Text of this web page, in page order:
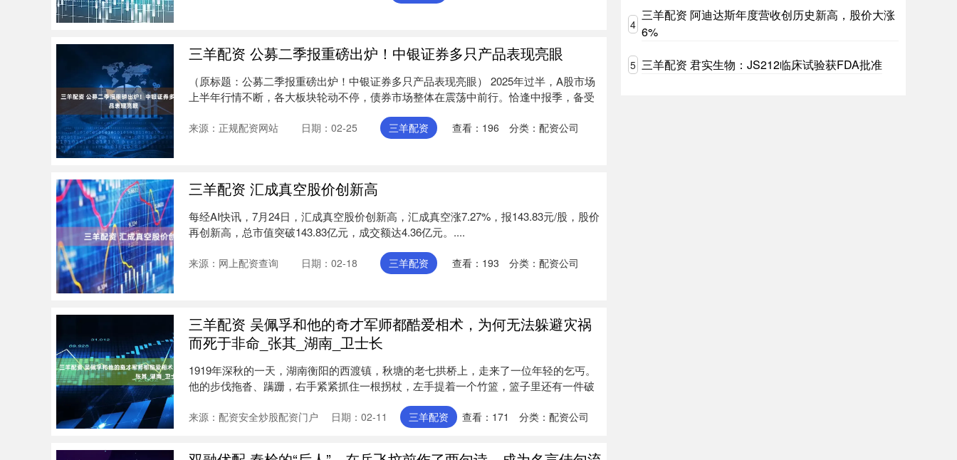
三羊配资 公募二季报重磅出炉！中银证券多只产品表现亮眼
（原标题：公募二季报重磅出炉！中银证券多只产品表现亮眼） 2025年过半，A股市场
上半年行情不断，各大板块轮动不停，债券市场整体在震荡中前行。恰逢中报季，备受
来源：正规配资网站 日期：02-25 三羊配资 查看： 196 分类：配资公司
三羊配资 汇成真空股价创新高
每经AI快讯，7月24日，汇成真空股价创新高，汇成真空涨7.27%，报143.83元/股，股价
再创新高，总市值突破143.83亿元，成交额达4.36亿元。....
来源：网上配资查询 日期：02-18 三羊配资 查看： 193 分类：配资公司
三羊配资 吴佩孚和他的奇才军师都酷爱相术，为何无法躲避灾祸
而死于非命_张其_湖南_卫士长
1919年深秋的一天，湖南衡阳的西渡镇，秋塘的老七拱桥上，走来了一位年轻的乞丐。
他的步伐拖沓、蹒跚，右手紧紧抓住一根拐杖，左手提着一个竹篮，篮子里还有一件破
来源：配资安全炒股配资门户 日期：02-11 三羊配资 查看： 171 分类：配资公司
4
三羊配资 阿迪达斯年度营收创历史新高，股价大涨
6%
5 三羊配资 君实生物：JS212临床试验获FDA批准